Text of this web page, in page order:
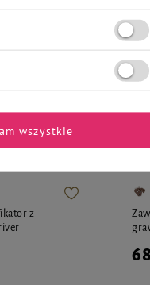
z
wszystkie